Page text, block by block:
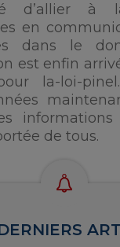
d’allier
en
dans le
est enfin
la-loi-
de tous.